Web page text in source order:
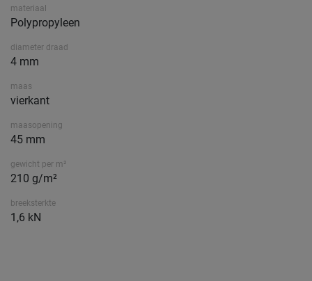
materiaal
Polypropyleen
diameter draad
4 mm
maas
vierkant
maasopening
45 mm
gewicht per m²
210 g/m²
breeksterkte
1,6 kN